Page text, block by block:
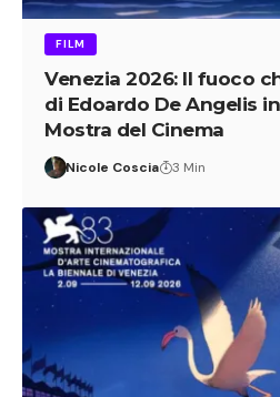
FILM
Venezia 2026: Il fuoco
di Edoardo De Angelis
Mostra del Cinema
Nicole Coscia 3 Min